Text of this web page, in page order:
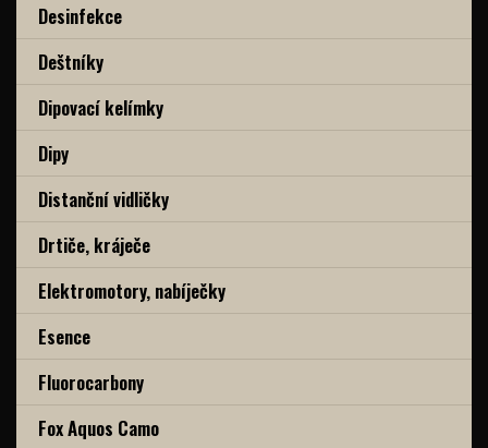
Desinfekce
Deštníky
Dipovací kelímky
Dipy
Distanční vidličky
Drtiče, kráječe
Elektromotory, nabíječky
Esence
Fluorocarbony
Fox Aquos Camo